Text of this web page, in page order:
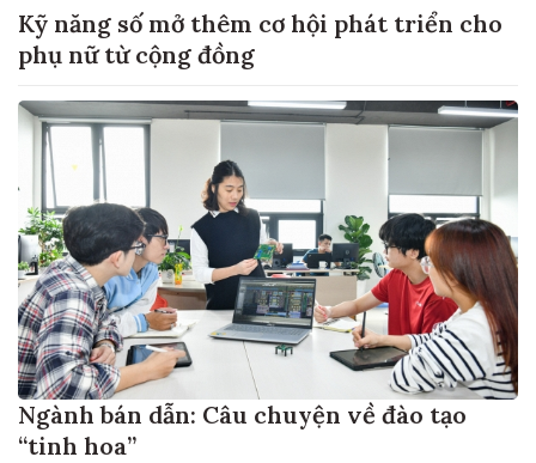
Kỹ năng số mở thêm cơ hội phát triển cho
phụ nữ từ cộng đồng
Ngành bán dẫn: Câu chuyện về đào tạo
“tinh hoa”